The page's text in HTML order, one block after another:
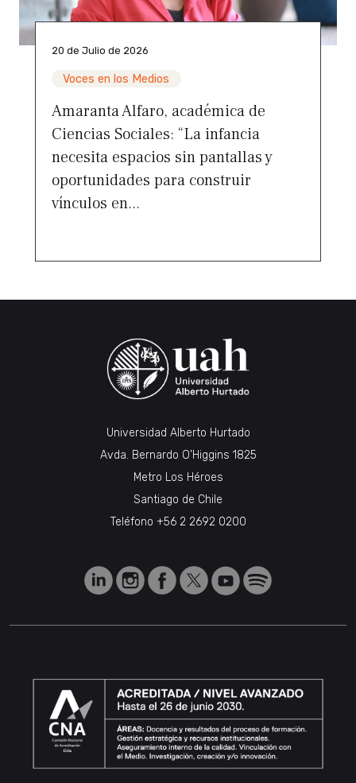
20 de Julio de 2026
Voces en los Medios
Amaranta Alfaro, académica de
Ciencias Sociales: “La infancia
necesita espacios sin pantallas y
oportunidades para construir
vínculos en...
Universidad Alberto Hurtado
Avda. Bernardo O’Higgins 1825
Metro Los Héroes
Santiago de Chile
Teléfono +56 2 2692 0200